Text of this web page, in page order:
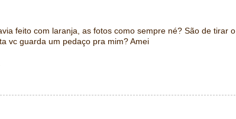
feito com laranja, as fotos como sempre né? São de tirar o
vc guarda um pedaço pra mim? Amei